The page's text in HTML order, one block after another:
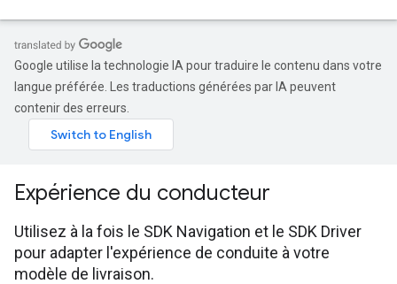
Google utilise la technologie IA pour traduire le contenu dans votre
langue préférée. Les traductions générées par IA peuvent
contenir des erreurs.
Expérience du conducteur
Utilisez à la fois le SDK Navigation et le SDK Driver
pour adapter l'expérience de conduite à votre
modèle de livraison.